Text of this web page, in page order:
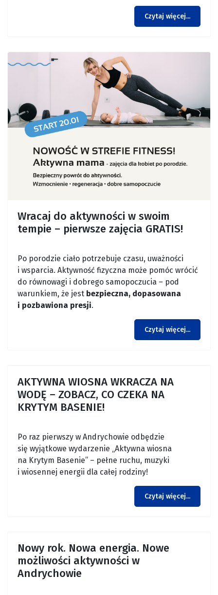
Czytaj więcej...
Wracaj do aktywności w swoim
tempie – pierwsze zajęcia GRATIS!
Po porodzie ciało potrzebuje czasu, uważności
i wsparcia. Aktywność fizyczna może pomóc wrócić
do równowagi i dobrego samopoczucia – pod
warunkiem, że jest bezpieczna, dopasowana
i pozbawiona presji.
Czytaj więcej...
AKTYWNA WIOSNA WKRACZA NA
WODĘ – ZOBACZ, CO CZEKA NA
KRYTYM BASENIE!
Po raz pierwszy w Andrychowie odbędzie
się wyjątkowe wydarzenie „Aktywna wiosna
na Krytym Basenie” – pełne ruchu, muzyki
i wiosennej energii dla całej rodziny!
Czytaj więcej...
Nowy rok. Nowa energia. Nowe
możliwości aktywności w
Andrychowie